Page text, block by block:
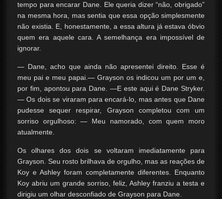
tempo para encarar Dane. Ele queria dizer “não, obrigado”
na mesma hora, mas sentia que essa opção simplesmente
não existia. E, honestamente, a essa altura já estava óbvio
quem era aquele cara. A semelhança era impossível de
ignorar.
— Dane, acho que ainda não apresentei direito. Esse é
meu pai e meu papai.— Grayson os indicou um por um e,
por fim, apontou para Dane. —E este aqui é Dane Stryker.
— Os dois se viraram para encará-lo, mas antes que Dane
pudesse sequer respirar, Grayson completou com um
sorriso orgulhoso: — Meu namorado, com quem moro
atualmente.
Os olhares dos dois se voltaram imediatamente para
Grayson. Seu rosto brilhava de orgulho, mas as reações de
Koy e Ashley foram completamente diferentes. Enquanto
Koy abriu um grande sorriso, feliz, Ashley franziu a testa e
dirigiu um olhar desconfiado de Grayson para Dane.